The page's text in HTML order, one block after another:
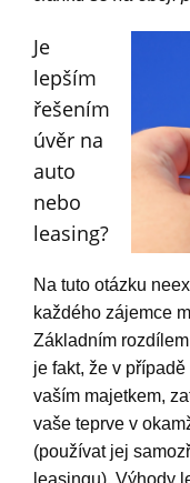
Je
lepším
řešením
úvěr na
auto
nebo
leasing?
Na tuto otázku
každého zájemce
Základním
je fakt, že v
vaším majetkem,
vaše teprve v
(používat jej
leasingu). Výhody